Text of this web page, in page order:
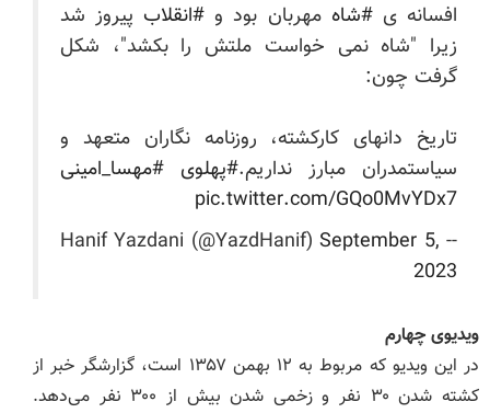
افسانه ی#شاه مهربان بود و #انقلاب پیروز شد
زیرا "شاه نمی خواست ملتش را بکشد"، شکل
گرفت چون:
تاریخ دانهای کارکشته، روزنامه نگاران متعهد و
سیاستمدران مبارز نداریم.#پهلوی #مهسا_امینی
pic.twitter.com/GQo0MvYDx7
-- Hanif Yazdani (@YazdHanif)
September 5,
2023
ویدیوی چهارم
در این ویدیو که مربوط به ۱۲ بهمن ۱۳۵۷ است، گزارشگر خبر از
کشته شدن ۳۰ نفر و زخمی شدن بیش از ۳۰۰ نفر می‌دهد.